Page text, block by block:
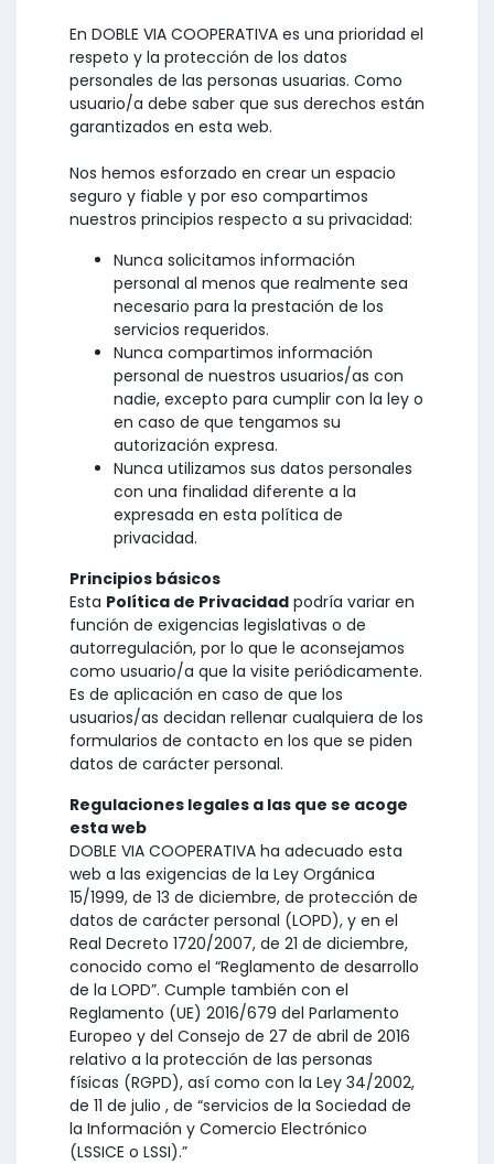
En DOBLE VIA COOPERATIVA es una prioridad el
respeto y la protección de los datos
personales de las personas usuarias. Como
usuario/a debe saber que sus derechos están
garantizados en esta web.
Nos hemos esforzado en crear un espacio
seguro y fiable y por eso compartimos
nuestros principios respecto a su privacidad:
Nunca solicitamos información
personal al menos que realmente sea
necesario para la prestación de los
servicios requeridos.
Nunca compartimos información
personal de nuestros usuarios/as con
nadie, excepto para cumplir con la ley o
en caso de que tengamos su
autorización expresa.
Nunca utilizamos sus datos personales
con una finalidad diferente a la
expresada en esta política de
privacidad.
Principios básicos
Esta Política de Privacidad podría variar en
función de exigencias legislativas o de
autorregulación, por lo que le aconsejamos
como usuario/a que la visite periódicamente.
Es de aplicación en caso de que los
usuarios/as decidan rellenar cualquiera de los
formularios de contacto en los que se piden
datos de carácter personal.
Regulaciones legales a las que se acoge
esta web
DOBLE VIA COOPERATIVA ha adecuado esta
web a las exigencias de la Ley Orgánica
15/1999, de 13 de diciembre, de protección de
datos de carácter personal (LOPD), y en el
Real Decreto 1720/2007, de 21 de diciembre,
conocido como el “Reglamento de desarrollo
de la LOPD”. Cumple también con el
Reglamento (UE) 2016/679 del Parlamento
Europeo y del Consejo de 27 de abril de 2016
relativo a la protección de las personas
físicas (RGPD), así como con la Ley 34/2002,
de 11 de julio , de “servicios de la Sociedad de
la Información y Comercio Electrónico
(LSSICE o LSSI).”